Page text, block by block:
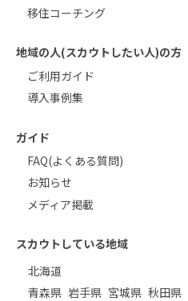
移住コーチング
地域の人(スカウトしたい人)の方
ご利用ガイド
導入事例集
ガイド
FAQ(よくある質問)
お知らせ
メディア掲載
スカウトしている地域
北海道
青森県 岩手県 宮城県 秋田県